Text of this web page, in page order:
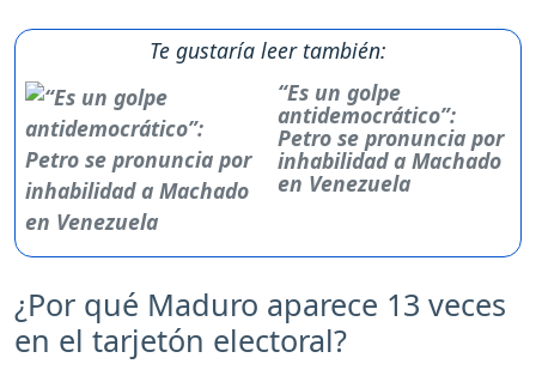
Te gustaría leer también:
“Es un golpe
antidemocrático”:
Petro se pronuncia por
inhabilidad a Machado
en Venezuela
¿Por qué Maduro aparece 13 veces
en el tarjetón electoral?